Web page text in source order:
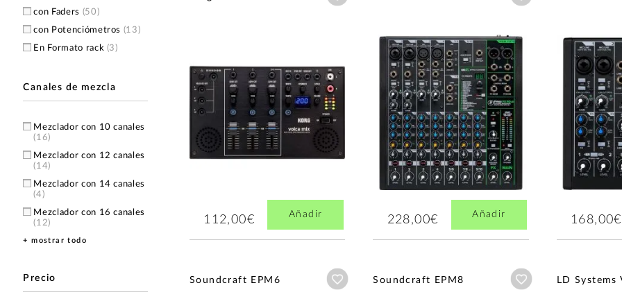
QSC(2)
Solid State Logic
DAP Audio
con Faders (50)
con Potenciómetros (13)
En Formato rack (3)
Canales de mezcla
Mezclador con 10 canales
(16)
Mezclador con 12 canales
(14)
Mezclador con 14 canales
(4)
Mezclador con 16 canales
(12)
Mezclador con 18 canales
(2)
+ mostrar todo
Precio
112,00€ Añadir 228,00€ Añadir 168,00€
Soundcraft EPM6 Añadir a wishlist
Soundcraft EPM8 Añadir a wishlist
LD Systems